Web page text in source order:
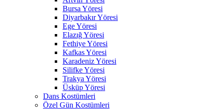
Bursa Yöresi
Diyarbakır Yöresi
Ege Yöresi
Elazığ Yöresi
Fethiye Yöresi
Kafkas Yöresi
Karadeniz Yöresi
Silifke Yöresi
Trakya Yöresi
Üsküp Yöresi
Dans Kostümleri
Özel Gün Kostümleri